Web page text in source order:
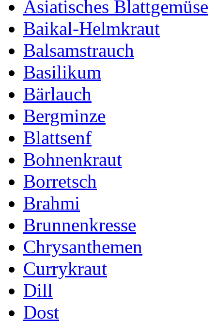
Asiatisches Blattgemüse
Baikal-Helmkraut
Balsamstrauch
Basilikum
Bärlauch
Bergminze
Blattsenf
Bohnenkraut
Borretsch
Brahmi
Brunnenkresse
Chrysanthemen
Currykraut
Dill
Dost